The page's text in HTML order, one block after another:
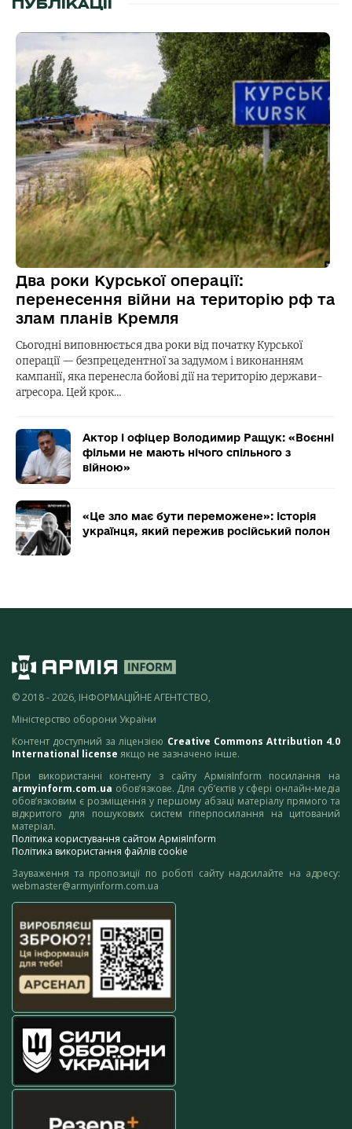
ПУБЛІКАЦІЇ
Два роки Курської операції:
перенесення війни на територію рф та
злам планів Кремля
Сьогодні виповнюється два роки від початку Курської
операції — безпрецедентної за задумом і виконанням
кампанії, яка перенесла бойові дії на територію держави-
агресора. Цей крок…
Актор і офіцер Володимир Ращук: «Воєнні
фільми не мають нічого спільного з
війною»
«Це зло має бути переможене»: історія
українця, який пережив російський полон
© 2018 - 2026, ІНФОРМАЦІЙНЕ АГЕНТСТВО,
Міністерство оборони України
Контент доступний за ліцензією Creative Commons Attribution 4.0
International license якщо не зазначено інше.
При використанні контенту з сайту АрміяInform посилання на
armyinform.com.ua обов’язкове. Для суб’єктів у сфері онлайн-медіа
обов’язковим є розміщення у першому абзаці матеріалу прямого та
відкритого для пошукових систем гіперпосилання на цитований
матеріал.
Політика користування сайтом АрміяInform
Політика використання файлів cookie
Зауваження та пропозиції по роботі сайту надсилайте на адресу:
webmaster@armyinform.com.ua